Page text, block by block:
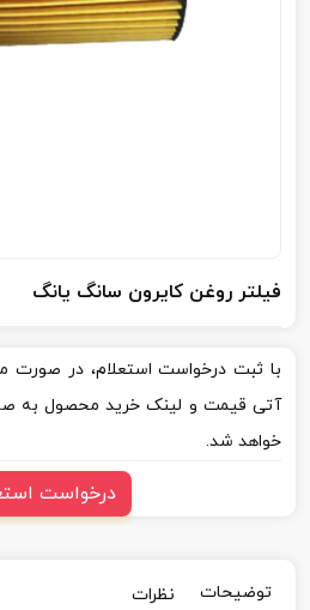
فیلتر روغن کایرون سانگ یانگ
با ثبت درخواست استعلام، در صورت
آتی قیمت و لینک خرید محصول به
خواهد شد.
درخواست
توضیحات نظرات